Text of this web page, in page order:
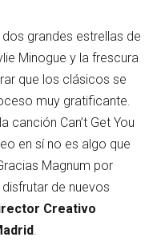
dos grandes estrellas de
Minogue y la frescura
que los clásicos se
muy gratificante.
canción Can’t Get You
en sí no es algo que
Magnum por
de nuevos
Creativo